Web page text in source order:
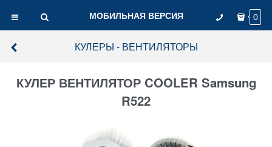
МОБИЛЬНАЯ ВЕРСИЯ 0
КУЛЕРЫ - ВЕНТИЛЯТОРЫ
КУЛЕР ВЕНТИЛЯТОР COOLER Samsung
R522